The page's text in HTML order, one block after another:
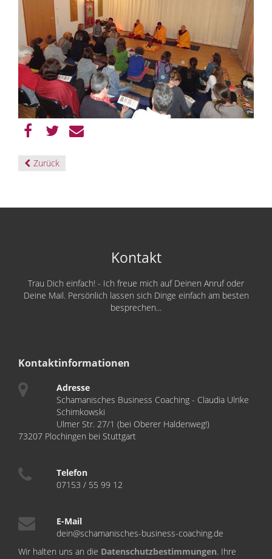
Zurück
Kontakt
Trau Dich einfach! - Ich freue mich auf Deinen Anruf oder
Deine Mail. Persönlich lassen sich Dinge einfach am besten
besprechen...
Kontaktinformationen
Adresse
Schamanisches Business Coaching - Claudia Ulrike
Schimkowski
Ulmer Str. 27/1 (bei Oberer Haldenweg!)
73207 Plochingen bei Stuttgart
Telefon
07153 / 55 99 12
E-Mail
dein@schamanisches-business-coaching.de
Wir halten uns an die Datenschutzbestimmungen. Ihre